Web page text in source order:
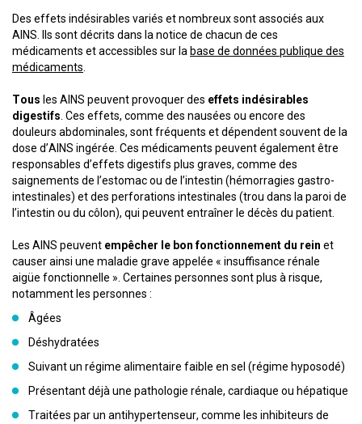
Des effets indésirables variés et nombreux sont associés aux
AINS. Ils sont décrits dans la notice de chacun de ces
médicaments et accessibles sur la base de données publique des
médicaments
Tous les AINS peuvent provoquer des effets indésirables
digestifs . Ces effets, comme des nausées ou encore des
douleurs abdominales, sont fréquents et dépendent souvent de la
dose d’AINS ingérée. Ces médicaments peuvent également être
responsables d’effets digestifs plus graves, comme des
saignements de l’estomac ou de l’intestin (hémorragies gastro-
intestinales) et des perforations intestinales (trou dans la paroi de
l’intestin ou du côlon), qui peuvent entraîner le décès du patient.
Les AINS peuvent empêcher le bon fonctionnement du rein et
causer ainsi une maladie grave appelée « insuffisance rénale
aigüe fonctionnelle ». Certaines personnes sont plus à risque,
notamment les personnes :
Âgées
Déshydratées
Suivant un régime alimentaire faible en sel (régime hyposodé)
Présentant déjà une pathologie rénale, cardiaque ou hépatique
Traitées par un antihypertenseur, comme les inhibiteurs de